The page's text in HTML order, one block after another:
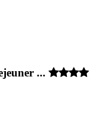
...